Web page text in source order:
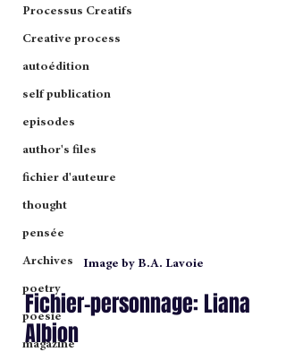
Processus Creatifs
Creative process
autoédition
self publication
episodes
author's files
fichier d'auteure
thought
pensée
Archives
poetry
poesie
magazine
Image by B.A. Lavoie
Fichier-personnage: Liana
Albion